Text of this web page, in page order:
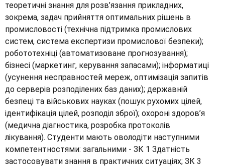
теоретичні знання для розв’язання прикладних,
зокрема, задач прийняття оптимальних рішень в
промисловості (технічна підтримка промислових
систем, система експертизи промислової безпеки);
робототехніці (автоматизоване прогнозування);
бізнесі (маркетинг, керування запасами); інформатиці
(усунення несправностей мереж, оптимізація запитів
до серверів розподілених баз даних); державній
безпеці та військових науках (пошук рухомих цілей,
ідентифікація цілей, розподіл зброї); охороні здоров’я
(медична діагностика, розробка протоколів
лікування). Студенти мають оволодіти наступними
компетентностями: загальними - ЗК 1 Здатність
застосовувати знання в практичних ситуаціях; ЗК 3